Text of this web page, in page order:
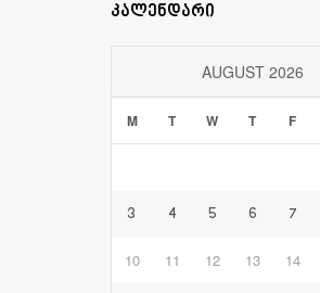
კალენდარი
AUGUST 2026
M T W T F
3 4 5 6 7
10 11 12 13 14